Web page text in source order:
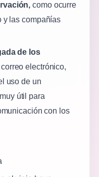
como ocurre
y las compañías
de los
electrónico,
uso de un
útil para
con los